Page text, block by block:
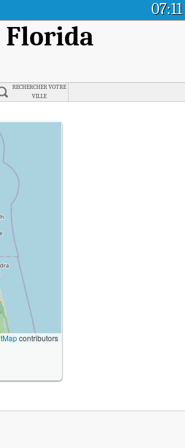
07:11
Florida
RECHERCHER VOTRE
VILLE
contributors